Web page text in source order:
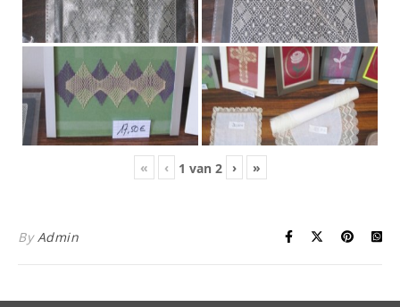
« ‹ 1 van 2 › »
By Admin